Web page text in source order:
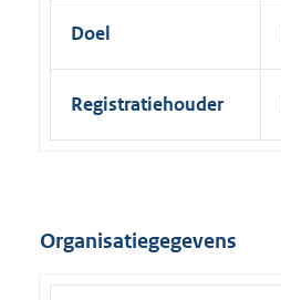
Doel
Registratiehouder
Organisatiegegevens